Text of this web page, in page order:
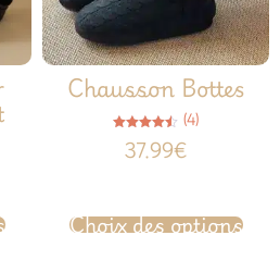
Chausson Bottes
4.50
sur 5
(4)
37.99€
Choix des options